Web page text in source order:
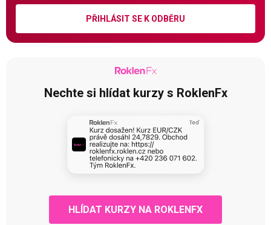
PŘIHLÁSIT SE K ODBĚRU
Nechte si hlídat kurzy s RoklenFx
HLÍDAT KURZY NA ROKLENFX